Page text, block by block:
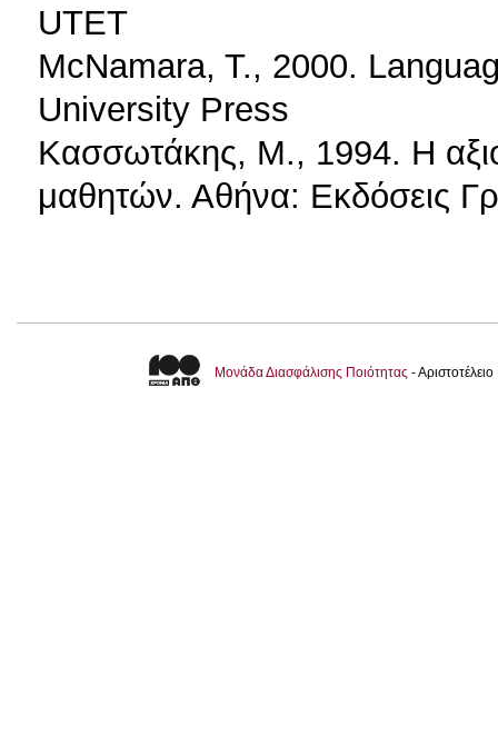
UTET
McNamara, T., 2000.
University Press
Κασσωτάκης, Μ., 1994. Η
μαθητών. Αθήνα: Εκδόσεις
Μονάδα Διασφάλισης Ποιότητας -